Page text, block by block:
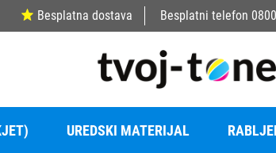
Besplatna dostava Besplatni telefon
UREDSKI MATERIJAL